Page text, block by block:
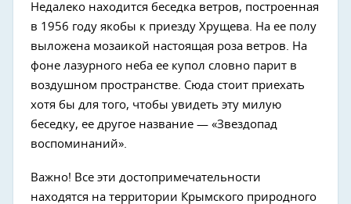
Недалеко находится беседка ветров, построенная
в 1956 году якобы к приезду Хрущева. На ее полу
выложена мозаикой настоящая роза ветров. На
фоне лазурного неба ее купол словно парит в
воздушном пространстве. Сюда стоит приехать
хотя бы для того, чтобы увидеть эту милую
беседку, ее другое название — «Звездопад
воспоминаний».
Важно! Все эти достопримечательности
находятся на территории Крымского природного